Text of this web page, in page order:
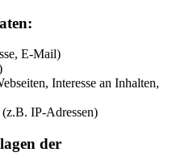
E-Mail)
Interesse an Inhalten,
IP-Adressen)
der